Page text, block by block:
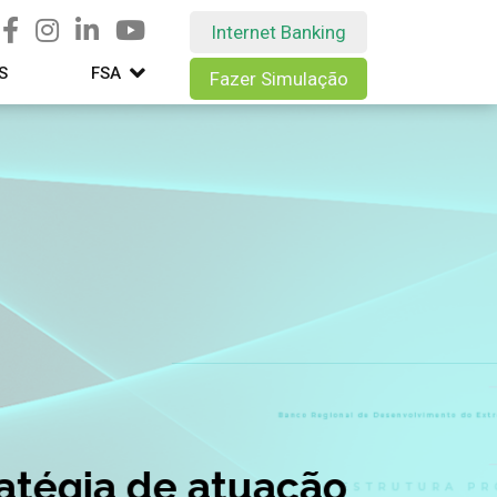
FSA
Internet Banking
Fazer Simulação